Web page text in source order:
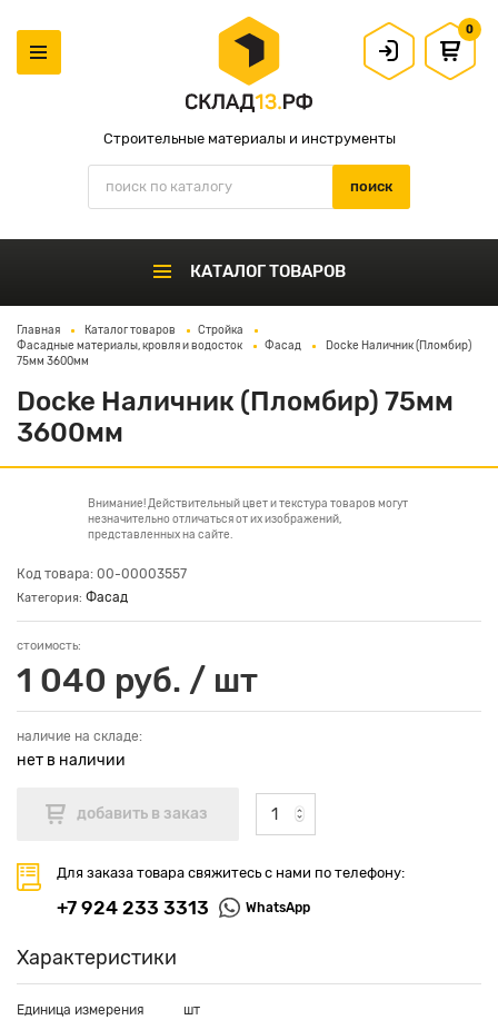
Строительные материалы и инструменты
0
КАТАЛОГ ТОВАРОВ
Главная Каталог товаров
Стройка
Фасадные материалы, кровля и водосток
Фасад
Docke Наличник (Пломбир)
75мм 3600мм
Docke Наличник (Пломбир) 75мм
3600мм
Внимание! Действительный цвет и текстура товаров могут
незначительно отличаться от их изображений,
представленных на сайте.
Код товара: 00-00003557
Категория: Фасад
стоимость:
1 040 руб. / шт
наличие на складе:
нет в наличии
Для заказа товара свяжитесь с нами по телефону:
+7 924 233 3313 WhatsApp
Характеристики
Единица измерения
шт